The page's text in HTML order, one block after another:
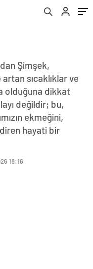
Şimşek,
sıcaklıklar ve
olduğuna dikkat
değildir; bu,
ekmeğini,
hayati bir
18:16